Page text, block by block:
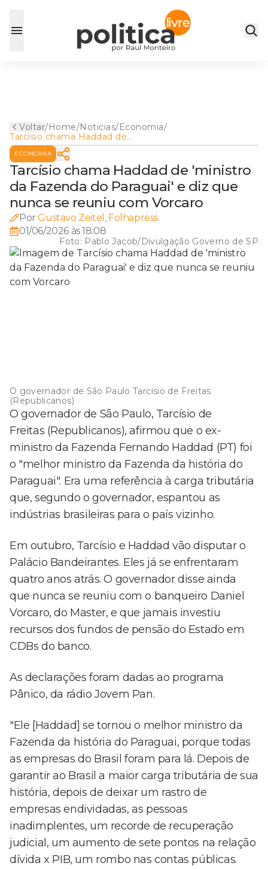
Voltar/Home/Noticias/Economia/
Tarcísio chama Haddad de
'ministro da Fazenda do
Paraguai' e diz que nunca se
reuniu com Vorcaro
ECONOMIA
Tarcísio chama Haddad de 'ministro
da Fazenda do Paraguai' e diz que
nunca se reuniu com Vorcaro
Por Gustavo Zeitel, Folhapress
01/06/2026 às 18:08
Foto: Pablo Jacob/Divulgação Governo de SP
O governador de São Paulo Tarcísio de Freitas
(Republicanos)
O governador de São Paulo, Tarcísio de
Freitas (Republicanos), afirmou que o ex-
ministro da Fazenda Fernando Haddad (PT) foi
o "melhor ministro da Fazenda da história do
Paraguai". Era uma referência à carga tributária
que, segundo o governador, espantou as
indústrias brasileiras para o país vizinho.
Em outubro, Tarcísio e Haddad vão disputar o
Palácio Bandeirantes. Eles já se enfrentaram
quatro anos atrás. O governador disse ainda
que nunca se reuniu com o banqueiro Daniel
Vorcaro, do Master, e que jamais investiu
recursos dos fundos de pensão do Estado em
CDBs do banco.
As declarações foram dadas ao programa
Pânico, da rádio Jovem Pan.
"Ele [Haddad] se tornou o melhor ministro da
Fazenda da história do Paraguai, porque todas
as empresas do Brasil foram para lá. Depois de
garantir ao Brasil a maior carga tributária de sua
história, depois de deixar um rastro de
empresas endividadas, as pessoas
inadimplentes, um recorde de recuperação
judicial, um aumento de sete pontos na relação
dívida x PIB, um rombo nas contas públicas.